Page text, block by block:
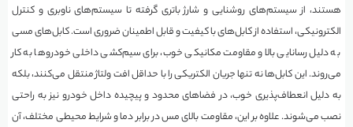
هستند، از سیستم‌های روشنایی و شارژ باتری گرفته تا سیستم‌های ناوبری و کنترل
الکترونیکی، استفاده از کابل‌های با کیفیت و قابل اطمینان ضروری است. کابل‌های مسی
به دلیل رسانایی بالا و مقاومت مکانیکی خوب، برای سیم‌کشی داخلی خودروها به کار
می‌روند. این کابل‌ها نه تنها جریان الکتریکی را با حداقل افت ولتاژ منتقل می‌کنند، بلکه
به دلیل انعطاف‌پذیری خوب، در فضاهای محدود و پیچیده داخل خودرو نیز به راحتی
نصب می‌شوند. علاوه بر این، مقاومت بالای مس در برابر دما و شرایط محیطی مختلف، آن